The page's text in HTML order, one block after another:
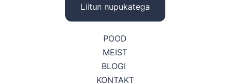
POOD
MEIST
BLOGI
KONTAKT